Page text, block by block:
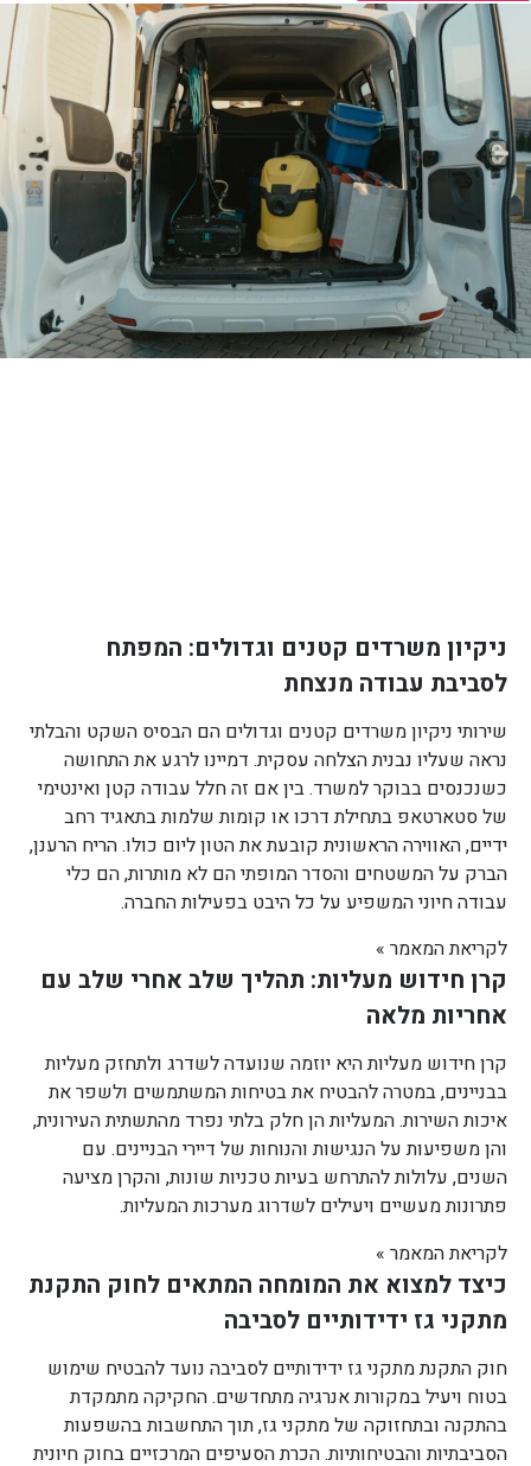
ניקיון משרדים קטנים וגדולים: המפתח
לסביבת עבודה מנצחת
שירותי ניקיון משרדים קטנים וגדולים הם הבסיס השקט והבלתי
נראה שעליו נבנית הצלחה עסקית. דמיינו לרגע את התחושה
כשנכנסים בבוקר למשרד. בין אם זה חלל עבודה קטן ואינטימי
של סטארטאפ בתחילת דרכו או קומות שלמות בתאגיד רחב
ידיים, האווירה הראשונית קובעת את הטון ליום כולו. הריח הרענן,
הברק על המשטחים והסדר המופתי הם לא מותרות, הם כלי
עבודה חיוני המשפיע על כל היבט בפעילות החברה.
לקריאת המאמר »
קרן חידוש מעליות: תהליך שלב אחרי שלב עם
אחריות מלאה
קרן חידוש מעליות היא יוזמה שנועדה לשדרג ולתחזק מעליות
בבניינים, במטרה להבטיח את בטיחות המשתמשים ולשפר את
איכות השירות. המעליות הן חלק בלתי נפרד מהתשתית העירונית,
והן משפיעות על הנגישות והנוחות של דיירי הבניינים. עם
השנים, עלולות להתרחש בעיות טכניות שונות, והקרן מציעה
פתרונות מעשיים ויעילים לשדרוג מערכות המעליות.
לקריאת המאמר »
כיצד למצוא את המומחה המתאים לחוק התקנת
מתקני גז ידידותיים לסביבה
חוק התקנת מתקני גז ידידותיים לסביבה נועד להבטיח שימוש
בטוח ויעיל במקורות אנרגיה מתחדשים. החקיקה מתמקדת
בהתקנה ובתחזוקה של מתקני גז, תוך התחשבות בהשפעות
הסביבתיות והבטיחותיות. הכרת הסעיפים המרכזיים בחוק חיונית